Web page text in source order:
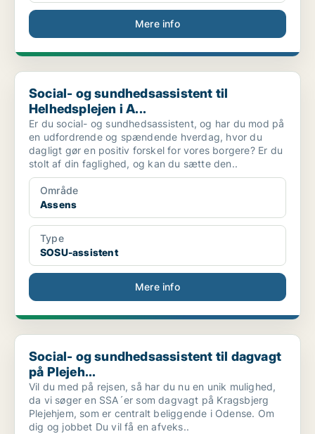
Mere info
Social- og sundhedsassistent til Helhedsplejen i A...
Social- og sundhedsassistent til
Helhedsplejen i A...
Er du social- og sundhedsassistent, og har du mod på
en udfordrende og spændende hverdag, hvor du
dagligt gør en positiv forskel for vores borgere? Er du
stolt af din faglighed, og kan du sætte den..
Område
Assens
Type
SOSU-assistent
Mere info
Social- og sundhedsassistent til dagvagt på Plejeh...
Social- og sundhedsassistent til dagvagt
på Plejeh...
Vil du med på rejsen, så har du nu en unik mulighed,
da vi søger en SSA´er som dagvagt på Kragsbjerg
Plejehjem, som er centralt beliggende i Odense. Om
dig og jobbet Du vil få en afveks..